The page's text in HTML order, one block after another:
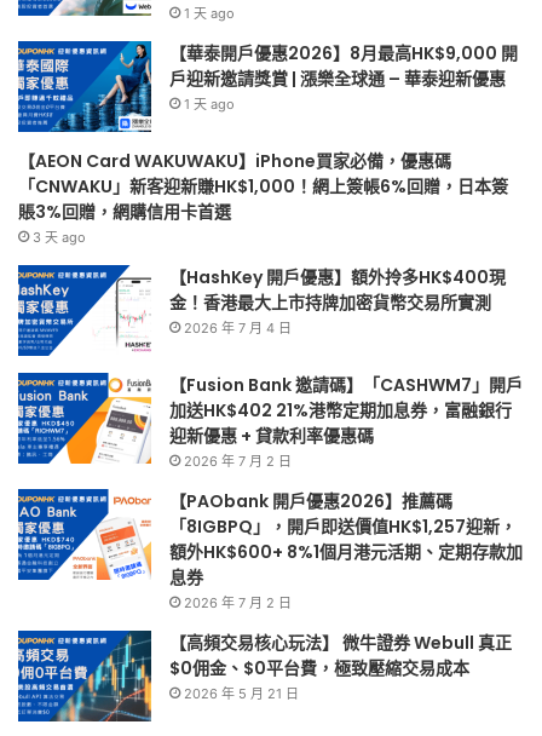
台
｜
微
牛
證
券
迎
新
優
1 天 ago
【華泰開戶優惠2026】8月最高HK$9,000 開
戶迎新邀請獎賞 | 漲樂全球通 – 華泰迎新優惠
1 天 ago
【AEON Card WAKUWAKU】iPhone買家必備，優惠碼
「CNWAKU」新客迎新賺HK$1,000！網上簽帳6%回贈，日本簽
賬3%回贈，網購信用卡首選
3 天 ago
【HashKey 開戶優惠】額外拎多HK$400現
金！香港最大上市持牌加密貨幣交易所實測
2026 年 7 月 4 日
【Fusion Bank 邀請碼】「CASHWM7」開戶
加送HK$402 21%港幣定期加息券，富融銀行
迎新優惠 + 貸款利率優惠碼
2026 年 7 月 2 日
【PAObank 開戶優惠2026】推薦碼
「8IGBPQ」，開戶即送價值HK$1,257迎新，
額外HK$600+ 8%1個月港元活期、定期存款加
息券
2026 年 7 月 2 日
【高頻交易核心玩法】 微牛證券 Webull 真正
$0佣金、$0平台費，極致壓縮交易成本
2026 年 5 月 21 日